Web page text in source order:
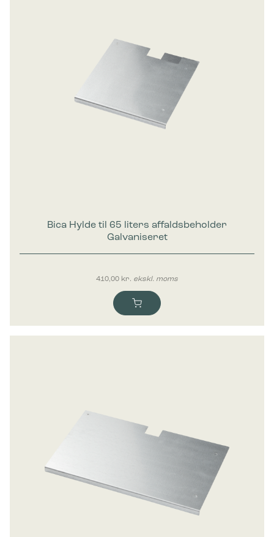
Bica Hylde til 65 liters affaldsbeholder
Galvaniseret
410,00 kr. ekskl. moms